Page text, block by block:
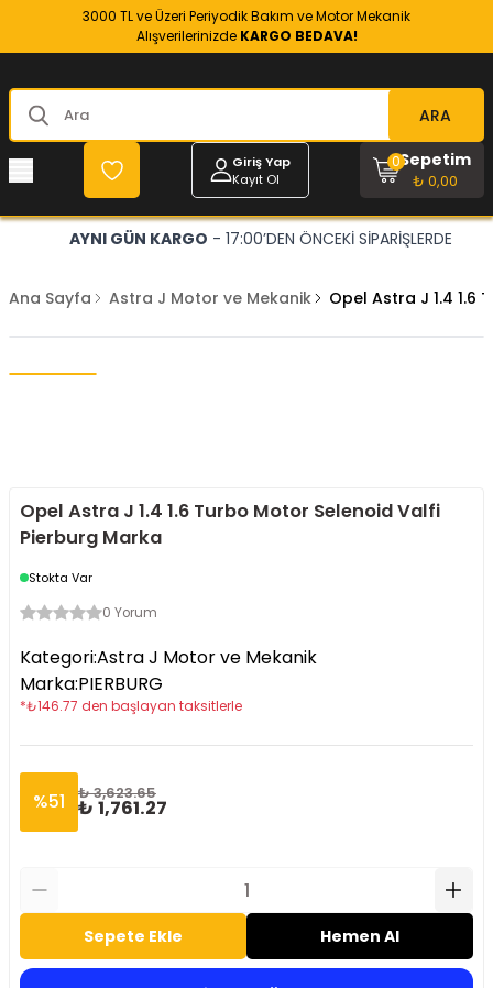
3000 TL ve Üzeri Periyodik Bakım ve Motor Mekanik
Alışverilerinizde KARGO BEDAVA!
ARA
Giriş Yap
Kayıt Ol
Sepetim
₺ 0,00
0
AYNI GÜN KARGO - 17:00’DEN ÖNCEKİ SİPARİŞLERDE
Ana Sayfa Astra J Motor ve Mekanik Opel Astra J 1.4 1.6
Opel Astra J 1.4 1.6 Turbo Motor Selenoid Valfi
Pierburg Marka
Stokta Var
0 Yorum
Kategori:Astra J Motor ve Mekanik
Marka:PIERBURG
*₺146.77 den başlayan taksitlerle
%51 ₺ 3,623.65
₺ 1,761.27
Sepete Ekle Hemen Al